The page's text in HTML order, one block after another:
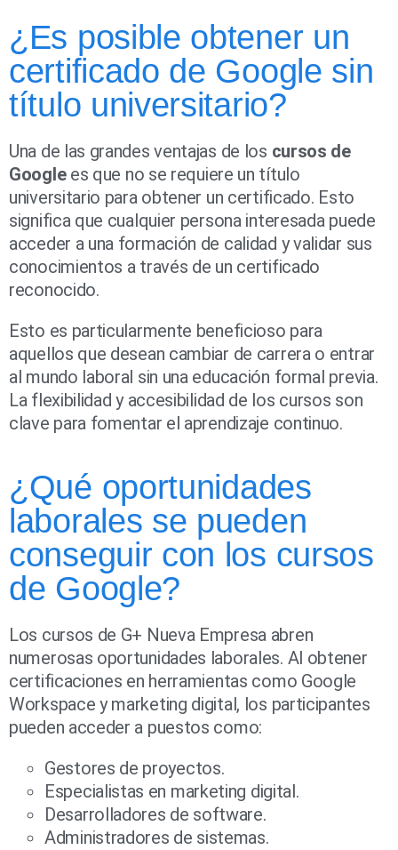
¿Es posible obtener un
certificado de Google sin
título universitario?
Una de las grandes ventajas de los cursos de
Googlees que no se requiere un título
universitario para obtener un certificado. Esto
significa que cualquier persona interesada puede
acceder a una formación de calidad y validar sus
conocimientos a través de un certificado
reconocido.
Esto es particularmente beneficioso para
aquellos que desean cambiar de carrera o entrar
al mundo laboral sin una educación formal previa.
La flexibilidad y accesibilidad de los cursos son
clave para fomentar el aprendizaje continuo.
¿Qué oportunidades
laborales se pueden
conseguir con los cursos
de Google?
Los cursos de G+ Nueva Empresa abren
numerosas oportunidades laborales. Al obtener
certificaciones en herramientas como Google
Workspace y marketing digital, los participantes
pueden acceder a puestos como:
Gestores de proyectos.
Especialistas en marketing digital.
Desarrolladores de software.
Administradores de sistemas.